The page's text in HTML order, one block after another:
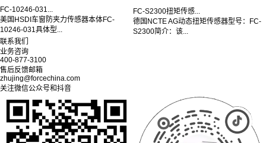
FC-10246-031...
美国HSDI车窗防夹力传感器本体FC-
10246-031具体型...
FC-S2300扭矩传感...
德国NCTE AG动态扭矩传感器型号：FC-
S2300简介：该...
联系我们
业务咨询
400-877-3100
售后反馈邮箱
zhujing@forcechina.com
关注微信公众号和抖音